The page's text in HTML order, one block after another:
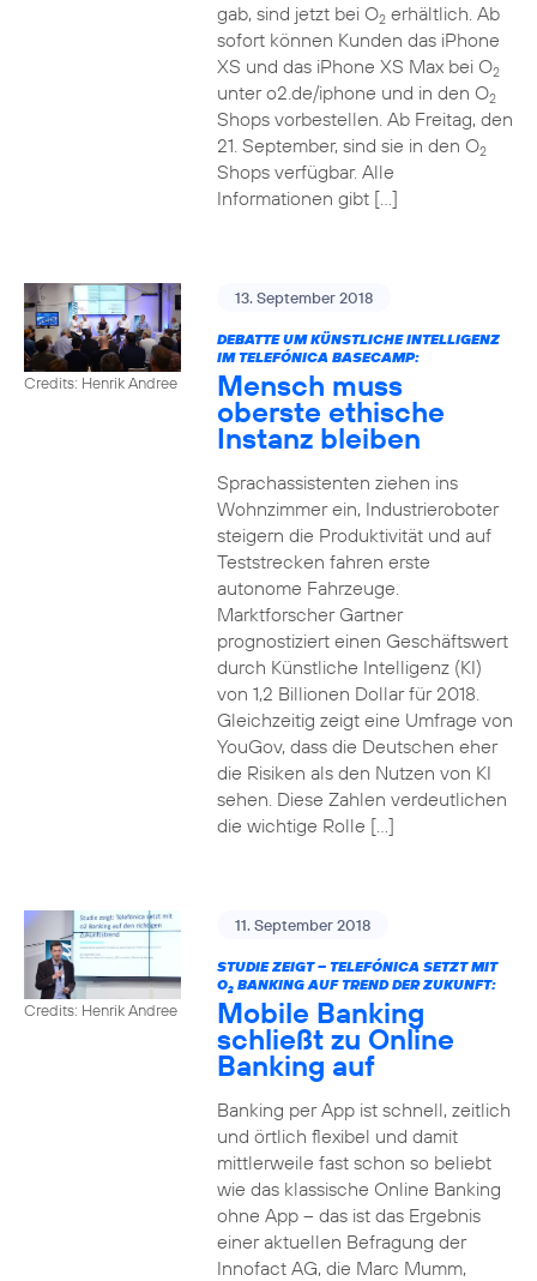
gab, sind jetzt bei O2erhältlich. Ab
sofort können Kunden das iPhone
XS und das iPhone XS Max bei O2
unter o2.de/iphone und in den O2
Shops vorbestellen. Ab Freitag, den
21. September, sind sie in den O2
Shops verfügbar. Alle
Informationen gibt […]
Credits: Henrik Andree
13. September 2018
DEBATTE UM KÜNSTLICHE INTELLIGENZ
IM TELEFÓNICA BASECAMP:
Mensch muss
oberste ethische
Instanz bleiben
Sprachassistenten ziehen ins
Wohnzimmer ein, Industrieroboter
steigern die Produktivität und auf
Teststrecken fahren erste
autonome Fahrzeuge.
Marktforscher Gartner
prognostiziert einen Geschäftswert
durch Künstliche Intelligenz (KI)
von 1,2 Billionen Dollar für 2018.
Gleichzeitig zeigt eine Umfrage von
YouGov, dass die Deutschen eher
die Risiken als den Nutzen von KI
sehen. Diese Zahlen verdeutlichen
die wichtige Rolle […]
Credits: Henrik Andree
11. September 2018
STUDIE ZEIGT – TELEFÓNICA SETZT MIT
O2BANKING AUF TREND DER ZUKUNFT:
Mobile Banking
schließt zu Online
Banking auf
Banking per App ist schnell, zeitlich
und örtlich flexibel und damit
mittlerweile fast schon so beliebt
wie das klassische Online Banking
ohne App – das ist das Ergebnis
einer aktuellen Befragung der
Innofact AG, die Marc Mumm,